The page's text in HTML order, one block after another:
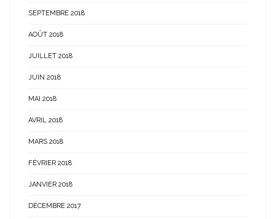
SEPTEMBRE 2018
AOÛT 2018
JUILLET 2018
JUIN 2018
MAI 2018
AVRIL 2018
MARS 2018
FÉVRIER 2018
JANVIER 2018
DÉCEMBRE 2017